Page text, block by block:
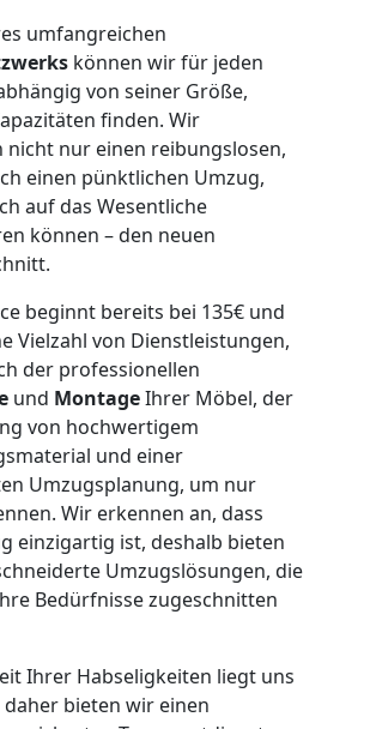
umfangreichen
können wir für jeden
von seiner Größe,
finden. Wir
nicht nur einen reibungslosen,
einen pünktlichen Umzug,
auf das Wesentliche
können – den neuen
beginnt bereits bei 135€ und
Vielzahl von Dienstleistungen,
der professionellen
und MontageIhrer Möbel, der
von hochwertigem
und einer
Umzugsplanung, um nur
Wir erkennen an, dass
einzigartig ist, deshalb bieten
Umzugslösungen, die
Bedürfnisse zugeschnitten
Ihrer Habseligkeiten liegt uns
daher bieten wir einen